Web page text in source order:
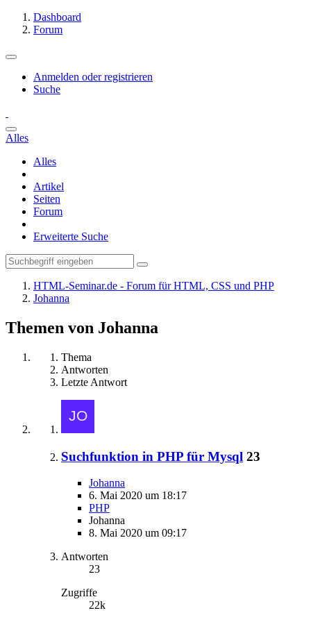
Dashboard
Forum
Anmelden oder registrieren
Suche
Alles
Alles
Artikel
Seiten
Forum
Erweiterte Suche
HTML-Seminar.de - Forum für HTML, CSS und PHP
Johanna
Themen von Johanna
Thema
Antworten
Letzte Antwort
Suchfunktion in PHP für Mysql 23
Johanna
6. Mai 2020 um 18:17
PHP
Johanna
8. Mai 2020 um 09:17
Antworten
23
Zugriffe
22k